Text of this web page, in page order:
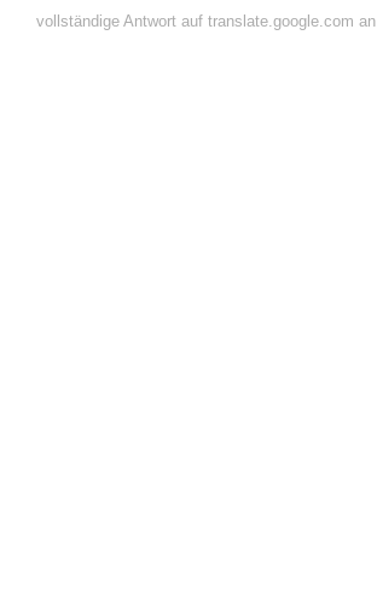
vollständige Antwort auf translate.google.com an